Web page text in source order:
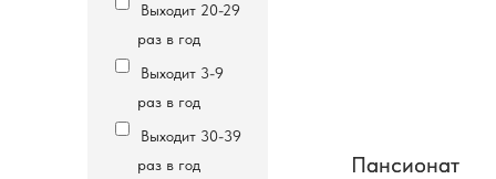
Пансионат
Пансионат
Выходит 20-29
раз в год
Выходит 3-9
раз в год
Выходит 30-39
раз в год